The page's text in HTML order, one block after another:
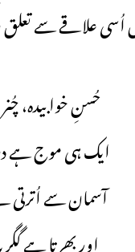
اُسی علاقے سے
حُسنِ خوابیدہ،
ایک ہی موج ہے
آسمان سے
اور بھرتا ہے